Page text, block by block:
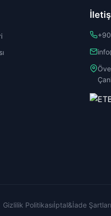
Gizlilik Politikasıİptal&İade Şartları